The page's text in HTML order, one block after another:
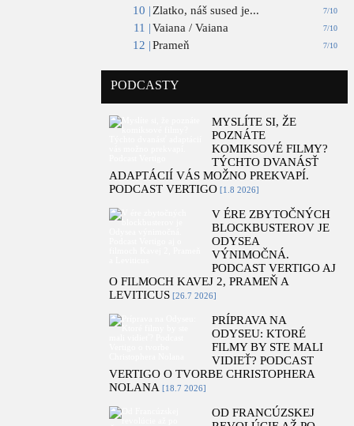
10 |
7/10
Zlatko, náš sused je...
11 |
7/10
Vaiana / Vaiana
12 |
7/10
Prameň
PODCASTY
MYSLÍTE SI, ŽE
POZNÁTE
KOMIKSOVÉ FILMY?
TÝCHTO DVANÁSŤ
ADAPTÁCIÍ VÁS MOŽNO PREKVAPÍ.
PODCAST VERTIGO [1.8 2026]
V ÉRE ZBYTOČNÝCH
BLOCKBUSTEROV JE
ODYSEA
VÝNIMOČNÁ.
PODCAST VERTIGO AJ
O FILMOCH KAVEJ 2, PRAMEŇ A
LEVITICUS [26.7 2026]
PRÍPRAVA NA
ODYSEU: KTORÉ
FILMY BY STE MALI
VIDIEŤ? PODCAST
VERTIGO O TVORBE CHRISTOPHERA
NOLANA [18.7 2026]
OD FRANCÚZSKEJ